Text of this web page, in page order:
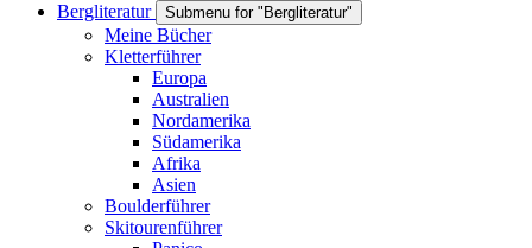
Bergliteratur
Submenu for "Bergliteratur"
Meine Bücher
Kletterführer
Europa
Australien
Nordamerika
Südamerika
Afrika
Asien
Boulderführer
Skitourenführer